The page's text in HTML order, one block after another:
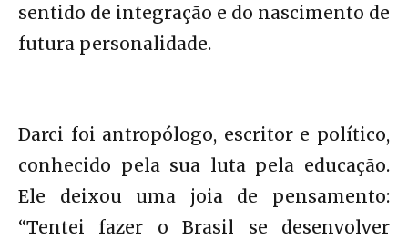
sentido de integração e do nascimento de
futura personalidade.
Darci foi antropólogo, escritor e político,
conhecido pela sua luta pela educação.
Ele deixou uma joia de pensamento:
“Tentei fazer o Brasil se desenvolver